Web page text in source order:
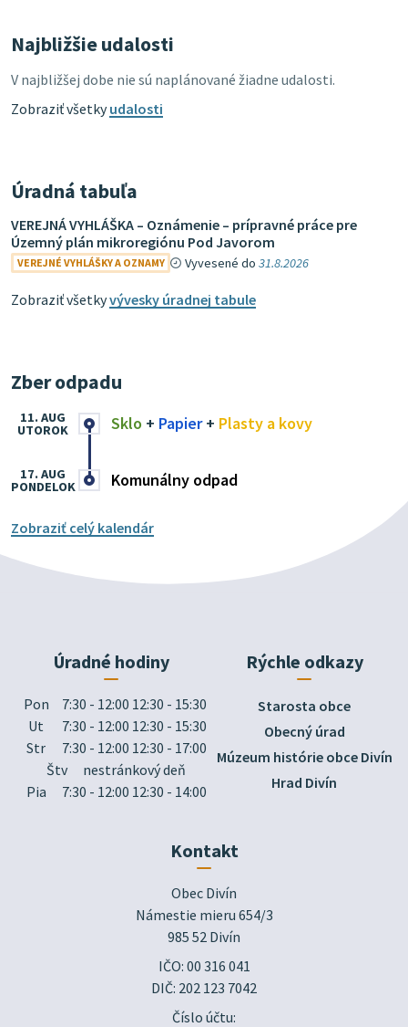
Najbližšie udalosti
V najbližšej dobe nie sú naplánované žiadne udalosti.
Zobraziť všetkyudalosti
Úradná tabuľa
VEREJNÁ VYHLÁŠKA – Oznámenie – prípravné práce pre
Územný plán mikroregiónu Pod Javorom
VEREJNÉ VYHLÁŠKY A OZNAMY Vyvesené do31.8.2026
Zobraziť všetkyvývesky úradnej tabule
Zber odpadu
Sklo + Papier+ Plasty a kovy
11. AUG
UTOROK
Komunálny odpad
17. AUG
PONDELOK
Zobraziť celý kalendár
Úradné hodiny
Pon
7:30 - 12:00 12:30 - 15:30
Ut
7:30 - 12:00 12:30 - 15:30
Str
7:30 - 12:00 12:30 - 17:00
Štv
nestránkový deň
Pia
7:30 - 12:00 12:30 - 14:00
Rýchle odkazy
Starosta obce
Obecný úrad
Múzeum histórie obce Divín
Hrad Divín
Kontakt
Obec Divín
Námestie mieru 654/3
985 52 Divín
IČO: 00 316 041
DIČ: 202 123 7042
Číslo účtu: